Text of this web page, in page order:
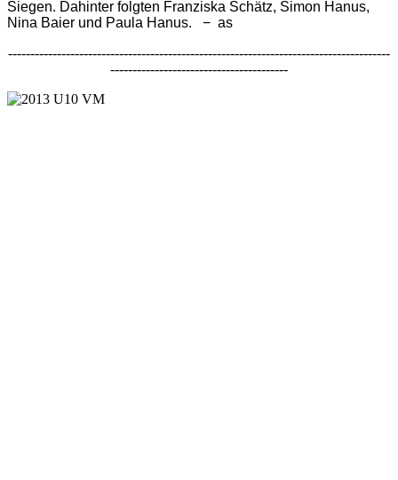
Siegen. Dahinter folgten Franziska Schätz, Simon Hanus,
Nina Baier und Paula Hanus. − as
--------------------------------------------------------------------------------------
----------------------------------------